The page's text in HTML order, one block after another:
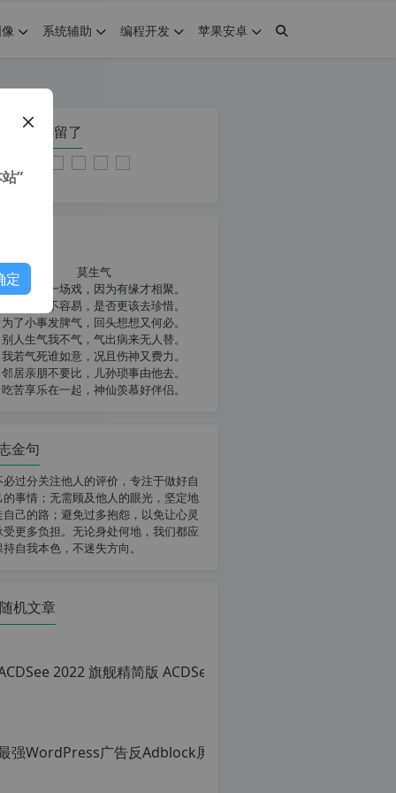
系统辅助 编程开发 苹果安卓
在本页停留了
莫生气
人生就像一场戏，因为有缘才相聚。
相扶到老不容易，是否更该去珍惜。
为了小事发脾气，回头想想又何必。
别人生气我不气，气出病来无人替。
我若气死谁如意，况且伤神又费力。
邻居亲朋不要比，儿孙琐事由他去。
吃苦享乐在一起，神仙羡慕好伴侣。
金句
必过分关注他人的评价，专注于做好自
的事情；无需顾及他人的眼光，坚定地
自己的路；避免过多抱怨，以免让心灵
受更多负担。无论身处何地，我们都应
持自我本色，不迷失方向。
随机文章
”
定